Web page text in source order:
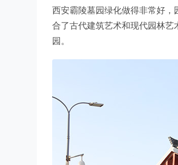
西安霸陵墓园绿化做得非常好
合了古代建筑艺术和现代园林
园。